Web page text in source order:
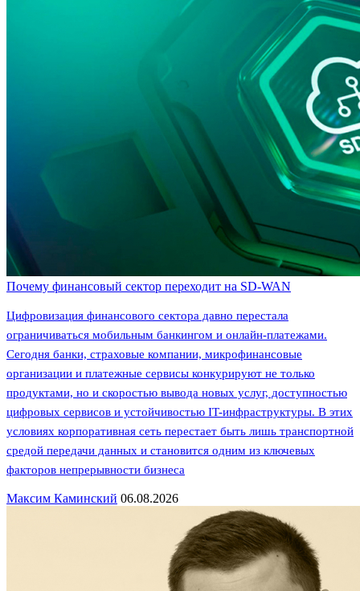
Почему финансовый сектор переходит на SD-WAN
Цифровизация финансового сектора давно перестала
ограничиваться мобильным банкингом и онлайн-платежами.
Сегодня банки, страховые компании, микрофинансовые
организации и платежные сервисы конкурируют не только
продуктами, но и скоростью вывода новых услуг, доступностью
цифровых сервисов и устойчивостью IT-инфраструктуры. В этих
условиях корпоративная сеть перестает быть лишь транспортной
средой передачи данных и становится одним из ключевых
факторов непрерывности бизнеса
Максим Каминский 06.08.2026